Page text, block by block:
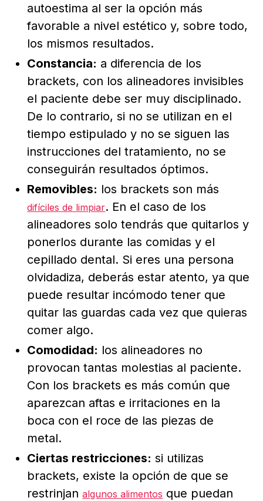
autoestima al ser la opción más
favorable a nivel estético y, sobre todo,
los mismos resultados.
Constancia: a diferencia de los
brackets, con los alineadores invisibles
el paciente debe ser muy disciplinado.
De lo contrario, si no se utilizan en el
tiempo estipulado y no se siguen las
instrucciones del tratamiento, no se
conseguirán resultados óptimos.
Removibles: los brackets son más
difíciles de limpiar. En el caso de los
alineadores solo tendrás que quitarlos y
ponerlos durante las comidas y el
cepillado dental. Si eres una persona
olvidadiza, deberás estar atento, ya que
puede resultar incómodo tener que
quitar las guardas cada vez que quieras
comer algo.
Comodidad: los alineadores no
provocan tantas molestias al paciente.
Con los brackets es más común que
aparezcan aftas e irritaciones en la
boca con el roce de las piezas de
metal.
Ciertas restricciones: si utilizas
brackets, existe la opción de que se
restrinjanalgunos alimentos que puedan